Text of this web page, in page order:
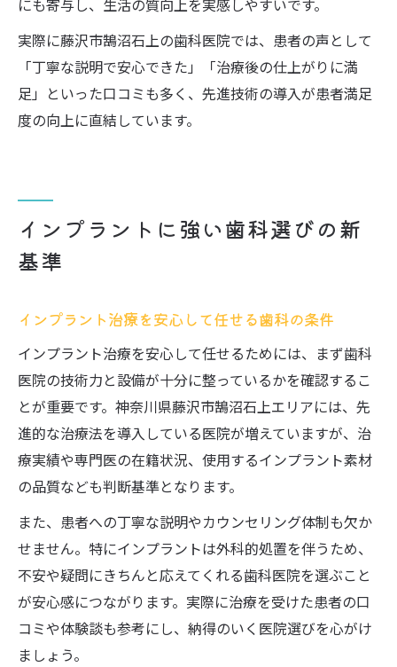
にも寄与し、生活の質向上を実感しやすいです。
実際に藤沢市鵠沼石上の歯科医院では、患者の声として
「丁寧な説明で安心できた」「治療後の仕上がりに満
足」といった口コミも多く、先進技術の導入が患者満足
度の向上に直結しています。
インプラントに強い歯科選びの新
基準
インプラント治療を安心して任せる歯科の条件
インプラント治療を安心して任せるためには、まず歯科
医院の技術力と設備が十分に整っているかを確認するこ
とが重要です。神奈川県藤沢市鵠沼石上エリアには、先
進的な治療法を導入している医院が増えていますが、治
療実績や専門医の在籍状況、使用するインプラント素材
の品質なども判断基準となります。
また、患者への丁寧な説明やカウンセリング体制も欠か
せません。特にインプラントは外科的処置を伴うため、
不安や疑問にきちんと応えてくれる歯科医院を選ぶこと
が安心感につながります。実際に治療を受けた患者の口
コミや体験談も参考にし、納得のいく医院選びを心がけ
ましょう。